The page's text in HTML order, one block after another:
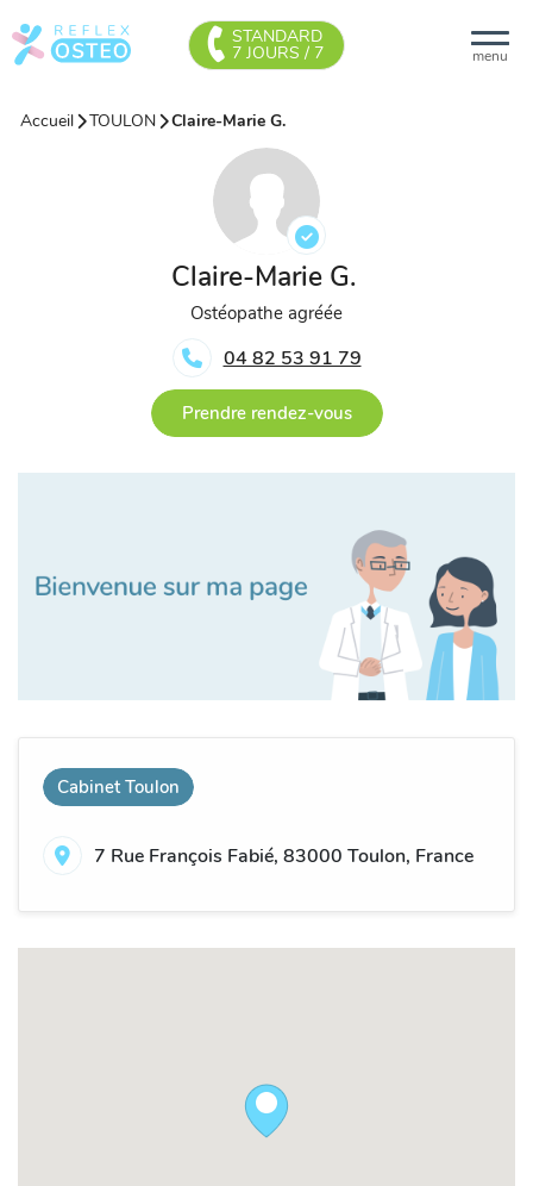
menu
STANDARD
7 JOURS / 7
Accueil TOULON Claire-Marie G.
Claire-Marie G.
Ostéopathe agréée
04 82 53 91 79
Prendre rendez-vous
Cabinet Toulon
7 Rue François Fabié, 83000 Toulon, France